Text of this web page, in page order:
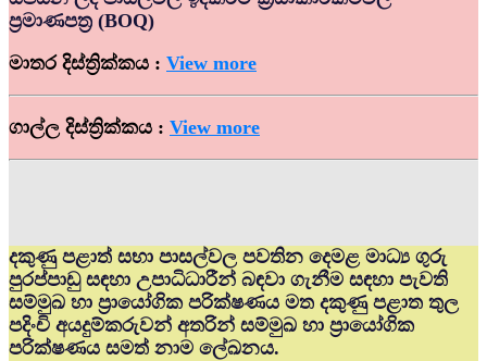
ප්‍රමාණපත්‍ර (BOQ)
මාතර දිස්ත්‍රික්කය : View more
ගාල්ල දිස්ත්‍රික්කය : View more
දකුණු පළාත් සභා පාසල්වල පවතින දෙමළ මාධ්‍ය ගුරු
පුරප්පාඩු සඳහා උපාධිධාරීන් බඳවා ගැනීම සඳහා පැවති
සම්මුඛ හා ප්‍රායෝගික පරික්ෂණය මත දකුණු පළාත තුල
පදිංචි අයදුම්කරුවන් අතරින් සම්මුඛ හා ප්‍රායෝගික
පරික්ෂණය සමත් නාම ලේඛනය.